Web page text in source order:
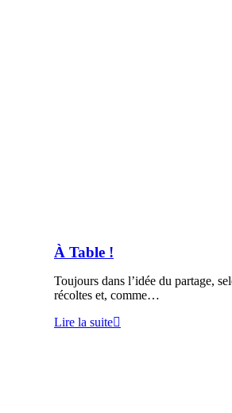
À Table !
Toujours dans l’idée du partage,
récoltes et, comme…
Lire la suite